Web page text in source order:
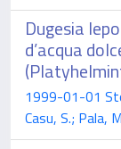
Dugesia
d’acqua
1999-01-01
Casu, S.; Pala,